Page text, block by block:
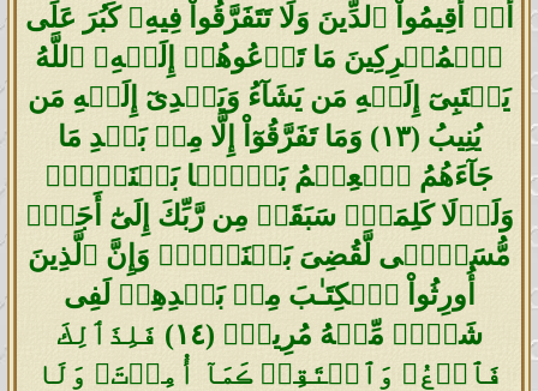
أَنۡ أَقِيمُواْ ٱلدِّينَ وَلَا تَتَفَرَّقُواْ فِيهِ‌ۚ كَبُرَ عَلَى
ٱلۡمُشۡرِكِينَ مَا تَدۡعُوهُمۡ إِلَيۡهِ‌ۚ ٱللَّهُ
يَجۡتَبِىٓ إِلَيۡهِ مَن يَشَآءُ وَيَہۡدِىٓ إِلَيۡهِ مَن
يُنِيبُ (١٣) وَمَا تَفَرَّقُوٓاْ إِلَّا مِنۢ بَعۡدِ مَا
جَآءَهُمُ ٱلۡعِلۡمُ بَغۡيَۢا بَيۡنَہُمۡ‌ۚ
وَلَوۡلَا كَلِمَةٌ۬ سَبَقَتۡ مِن رَّبِّكَ إِلَىٰٓ أَجَلٍ۬
مُّسَمًّ۬ى لَّقُضِىَ بَيۡنَہُمۡ‌ۚ وَإِنَّ ٱلَّذِينَ
أُورِثُواْ ٱلۡكِتَـٰبَ مِنۢ بَعۡدِهِمۡ لَفِى
شَكٍّ۬ مِّنۡهُ مُرِيبٍ۬ (١٤) فَلِذَٲلِكَ
فَٱدۡعُ‌ۖ وَٱسۡتَقِمۡ ڪَمَآ أُمِرۡتَ‌ۖ وَلَا